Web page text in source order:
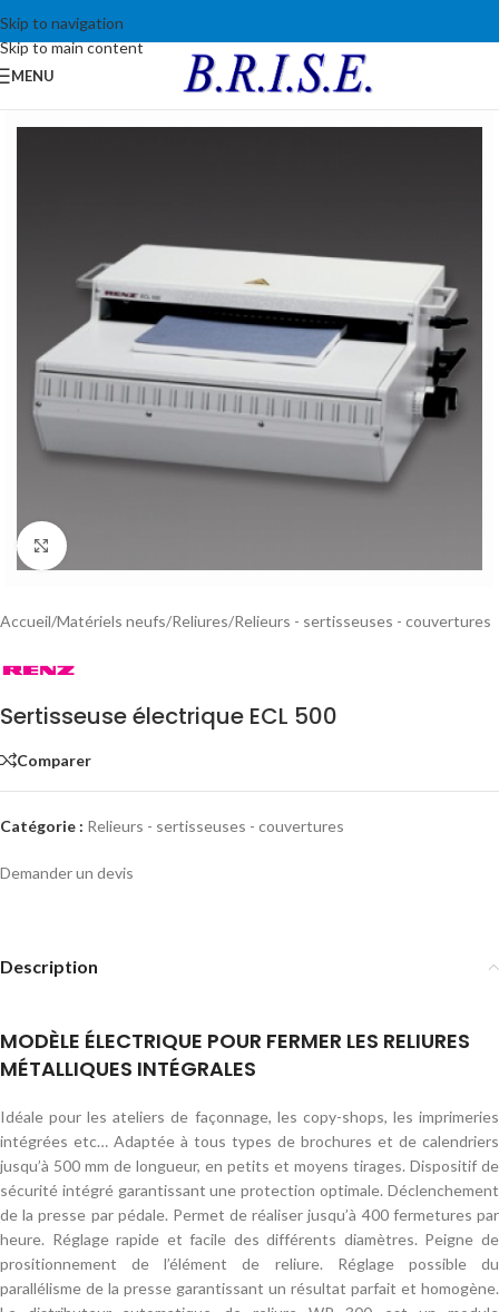
Skip to navigation
Skip to main content
MENU
Click to enlarge
Accueil/Matériels neufs/Reliures/Relieurs - sertisseuses - couvertures
Sertisseuse électrique ECL 500
Comparer
Catégorie : Relieurs - sertisseuses - couvertures
Demander un devis
Description
MODÈLE ÉLECTRIQUE POUR FERMER LES RELIURES
MÉTALLIQUES INTÉGRALES
Idéale pour les ateliers de façonnage, les copy-shops, les imprimeries
intégrées etc… Adaptée à tous types de brochures et de calendriers
jusqu’à 500 mm de longueur, en petits et moyens tirages. Dispositif de
sécurité intégré garantissant une protection optimale. Déclenchement
de la presse par pédale. Permet de réaliser jusqu’à 400 fermetures par
heure. Réglage rapide et facile des différents diamètres. Peigne de
prositionnement de l’élément de reliure. Réglage possible du
parallélisme de la presse garantissant un résultat parfait et homogène.